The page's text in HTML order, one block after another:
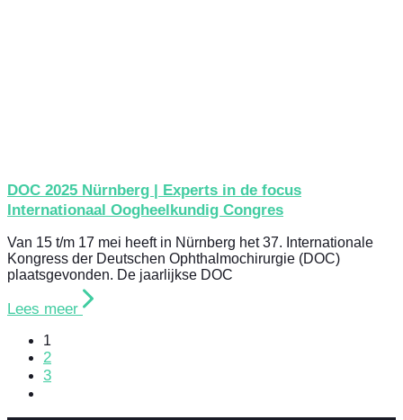
DOC 2025 Nürnberg | Experts in de focus
Internationaal Oogheelkundig Congres
Van 15 t/m 17 mei heeft in Nürnberg het 37. Internationale
Kongress der Deutschen Ophthalmochirurgie (DOC)
plaatsgevonden. De jaarlijkse DOC
Lees meer
1
2
3